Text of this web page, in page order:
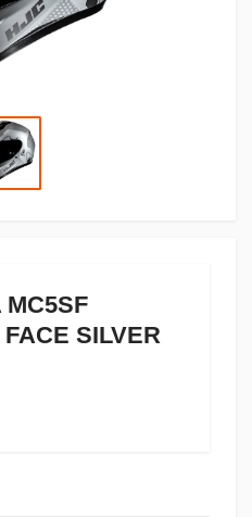
MC5SF
SILVER